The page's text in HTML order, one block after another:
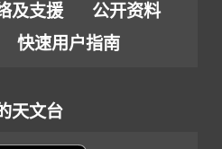
及支援
公开资料
快速用户指南
天文台